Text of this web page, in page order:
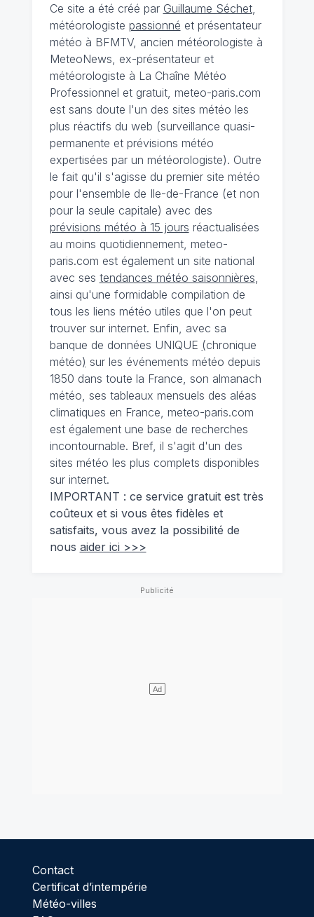
Ce site a été créé par Guillaume Séchet,
météorologiste passionné et présentateur
météo à BFMTV, ancien météorologiste à
MeteoNews, ex-présentateur et
météorologiste à La Chaîne Météo
Professionnel et gratuit, meteo-paris.com
est sans doute l'un des sites météo les
plus réactifs du web (surveillance quasi-
permanente et prévisions météo
expertisées par un météorologiste). Outre
le fait qu'il s'agisse du premier site météo
pour l'ensemble de Ile-de-France (et non
pour la seule capitale) avec des
prévisions météo à 15 jours réactualisées
au moins quotidiennement, meteo-
paris.com est également un site national
avec ses tendances météo saisonnières
ainsi qu'une formidable compilation de
tous les liens météo utiles que l'on peut
trouver sur internet. Enfin, avec sa
banque de données UNIQUE (chronique
météo) sur les événements météo depuis
1850 dans toute la France, son almanach
météo, ses tableaux mensuels des aléas
climatiques en France, meteo-paris.com
est également une base de recherches
incontournable. Bref, il s'agit d'un des
sites météo les plus complets disponibles
sur internet.
IMPORTANT : ce service gratuit est très
coûteux et si vous êtes fidèles et
satisfaits, vous avez la possibilité de
nous aider ici >>>
Contact
Certificat d’intempérie
Météo-villes